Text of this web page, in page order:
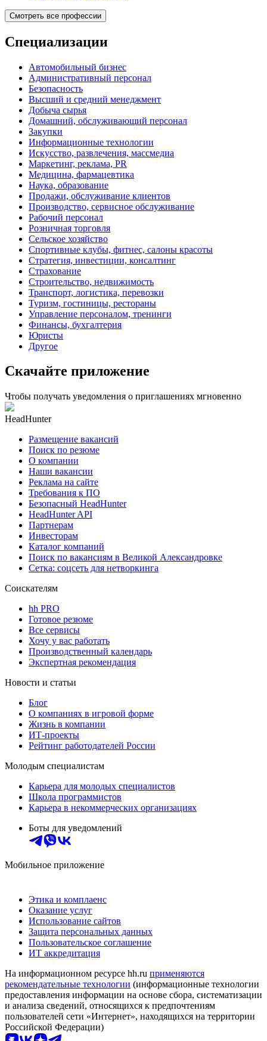
Смотреть все профессии
Специализации
Автомобильный бизнес
Административный персонал
Безопасность
Высший и средний менеджмент
Добыча сырья
Домашний, обслуживающий персонал
Закупки
Информационные технологии
Искусство, развлечения, массмедиа
Маркетинг, реклама, PR
Медицина, фармацевтика
Наука, образование
Продажи, обслуживание клиентов
Производство, сервисное обслуживание
Рабочий персонал
Розничная торговля
Сельское хозяйство
Спортивные клубы, фитнес, салоны красоты
Стратегия, инвестиции, консалтинг
Страхование
Строительство, недвижимость
Транспорт, логистика, перевозки
Туризм, гостиницы, рестораны
Управление персоналом, тренинги
Финансы, бухгалтерия
Юристы
Другое
Скачайте приложение
Чтобы получать уведомления о приглашениях мгновенно
HeadHunter
Размещение вакансий
Поиск по резюме
О компании
Наши вакансии
Реклама на сайте
Требования к ПО
Безопасный HeadHunter
HeadHunter API
Партнерам
Инвесторам
Каталог компаний
Поиск по вакансиям в Великой Александровке
Сетка: соцсеть для нетворкинга
Соискателям
hh PRO
Готовое резюме
Все сервисы
Хочу у вас работать
Производственный календарь
Экспертная рекомендация
Новости и статьи
Блог
О компаниях в игровой форме
Жизнь в компании
ИТ-проекты
Рейтинг работодателей России
Молодым специалистам
Карьера для молодых специалистов
Школа программистов
Карьера в некоммерческих организациях
Боты для уведомлений
Мобильное приложение
Этика и комплаенс
Оказание услуг
Использование сайтов
Защита персональных данных
Пользовательское соглашение
ИТ аккредитация
На информационном ресурсе hh.ru применяются
рекомендательные технологии (информационные технологии
предоставления информации на основе сбора, систематизации
и анализа сведений, относящихся к предпочтениям
пользователей сети «Интернет», находящихся на территории
Российской Федерации)